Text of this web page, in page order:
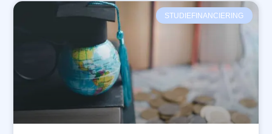
STUDIEFINANCIERING